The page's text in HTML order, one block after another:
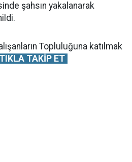
şahsın yakalanarak
Topluluğuna katılmak
TIKLA TAKİP ET